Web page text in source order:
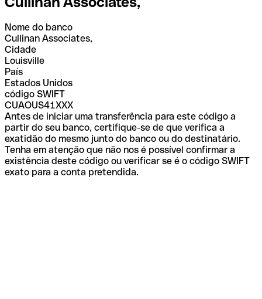
Nome do banco
Cullinan Associates,
Cidade
Louisville
País
Estados Unidos
código SWIFT
CUAOUS41XXX
Antes de iniciar uma transferência para este código a
partir do seu banco, certifique-se de que verifica a
exatidão do mesmo junto do banco ou do destinatário.
Tenha em atenção que não nos é possível confirmar a
existência deste código ou verificar se é o código SWIFT
exato para a conta pretendida.